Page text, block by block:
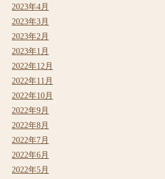
2023年4月
2023年3月
2023年2月
2023年1月
2022年12月
2022年11月
2022年10月
2022年9月
2022年8月
2022年7月
2022年6月
2022年5月